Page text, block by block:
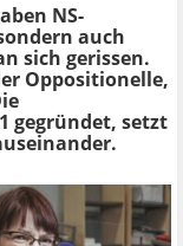
NS-
auch
sich gerissen.
Oppositionelle,
gegründet, setzt